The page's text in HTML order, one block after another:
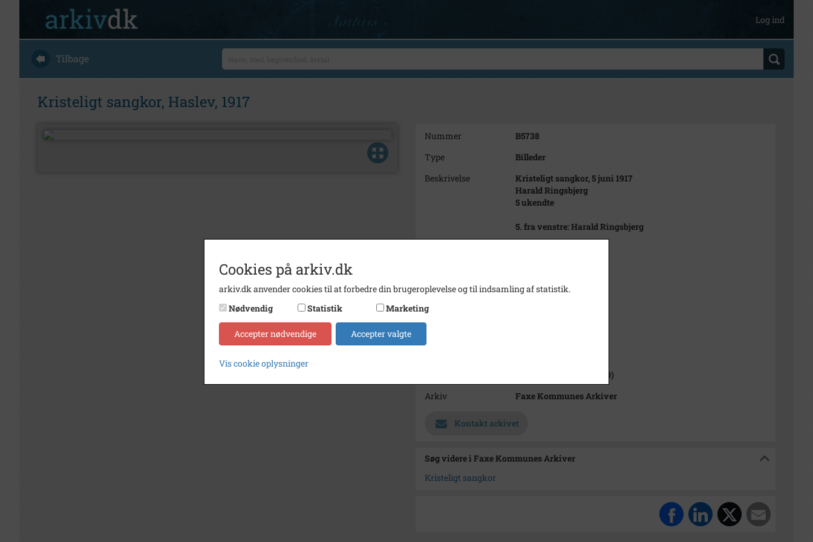
Log ind
Tilbage
Kristeligt sangkor, Haslev, 1917
Nummer
B5738
Type
Billeder
Beskrivelse
Kristeligt sangkor, 5 juni 1917
Harald Ringsbjerg
5 ukendte
5. fra venstre: Harald Ringsbjerg
Fotograf
Ukendt
Størrelse
Haslev Sogn (1000-2050)
Arkiv
Faxe Kommunes Arkiver
Kontakt arkivet
Søg videre i Faxe Kommunes Arkiver
Kristeligt sangkor
Cookies på arkiv.dk
arkiv.dk anvender cookies til at forbedre din brugeroplevelse og til indsamling af statistik.
Nødvendig
Statistik Marketing
Accepter nødvendige Accepter valgte
Vis cookie oplysninger